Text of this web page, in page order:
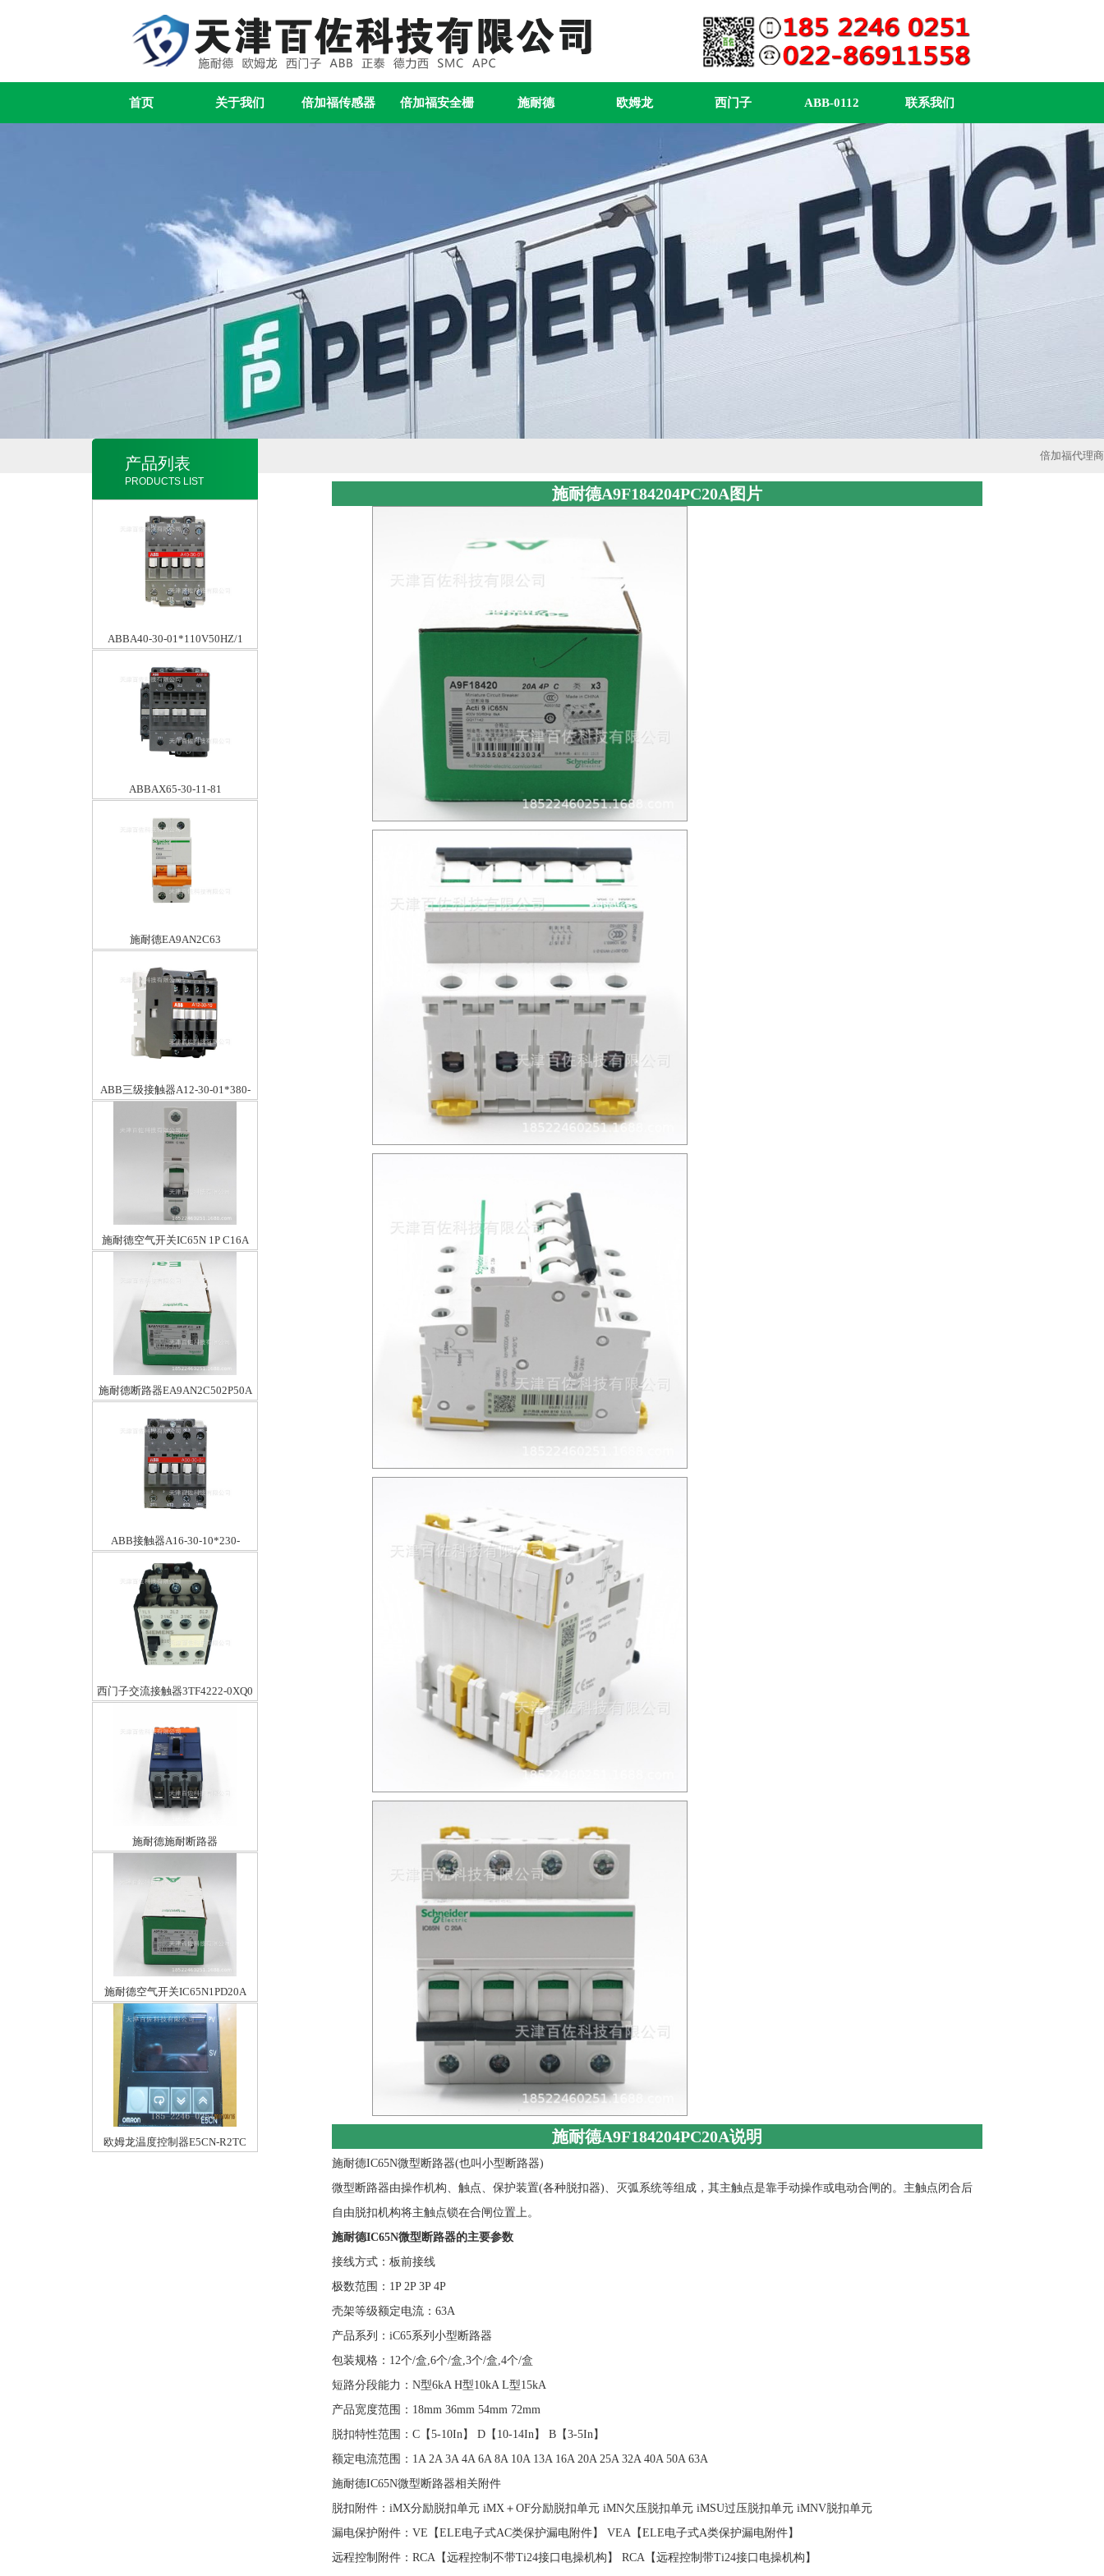
首页 关于我们 倍加福传感器 倍加福安全栅 施耐德 欧姆龙 西门子 ABB-0112 联系我们
产品列表
PRODUCTS LIST
ABBA40-30-01*110V50HZ/1
ABBAX65-30-11-81
施耐德EA9AN2C63
ABB三级接触器A12-30-01*380-
400V50/400-415V60HZ
施耐德空气开关IC65N 1P C16A
施耐德断路器EA9AN2C502P50A
ABB接触器A16-30-10*230-
240V50
西门子交流接触器3TF4222-0XQ0
施耐德施耐断路器
施耐德空气开关IC65N1PD20A
欧姆龙温度控制器E5CN-R2TC
倍加福代理商
施耐德A9F184204PC20A图片
施耐德A9F184204PC20A说明
施耐德IC65N微型断路器(也叫小型断路器)
微型断路器由操作机构、触点、保护装置(各种脱扣器)、灭弧系统等组成，其主触点是靠手动操作或电动合闸的。主触点闭合后
自由脱扣机构将主触点锁在合闸位置上。
施耐德IC65N微型断路器的主要参数
接线方式：板前接线
极数范围：1P 2P 3P 4P
壳架等级额定电流：63A
产品系列：iC65系列小型断路器
包装规格：12个/盒,6个/盒,3个/盒,4个/盒
短路分段能力：N型6kA H型10kA L型15kA
产品宽度范围：18mm 36mm 54mm 72mm
脱扣特性范围：C【5-10In】 D【10-14In】 B【3-5In】
额定电流范围：1A 2A 3A 4A 6A 8A 10A 13A 16A 20A 25A 32A 40A 50A 63A
施耐德IC65N微型断路器相关附件
脱扣附件：iMX分励脱扣单元 iMX＋OF分励脱扣单元 iMN欠压脱扣单元 iMSU过压脱扣单元 iMNV脱扣单元
漏电保护附件：VE【ELE电子式AC类保护漏电附件】 VEA【ELE电子式A类保护漏电附件】
远程控制附件：RCA【远程控制不带Ti24接口电操机构】 RCA【远程控制带Ti24接口电操机构】